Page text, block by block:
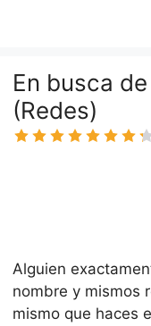
En busca
(Redes)
Alguien
nombre y mismos
mismo que haces